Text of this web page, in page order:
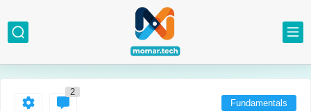
Fundamentals
2